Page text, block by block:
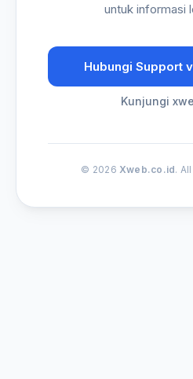
untuk informasi
Hubungi Support
Kunjungi
© 2026 Xweb.co.id.